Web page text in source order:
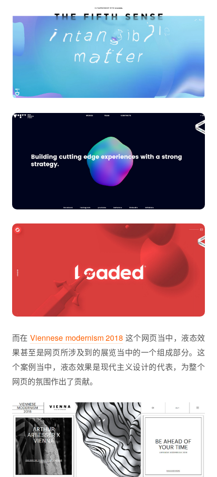
而在Viennese modernism 2018 这个网页当中，液态效
果甚至是网页所涉及到的展览当中的一个组成部分。这
个案例当中，液态效果是现代主义设计的代表，为整个
网页的氛围作出了贡献。